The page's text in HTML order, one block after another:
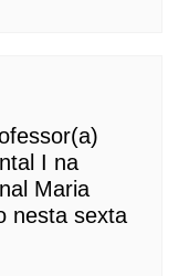
I na
Maria
nesta sexta